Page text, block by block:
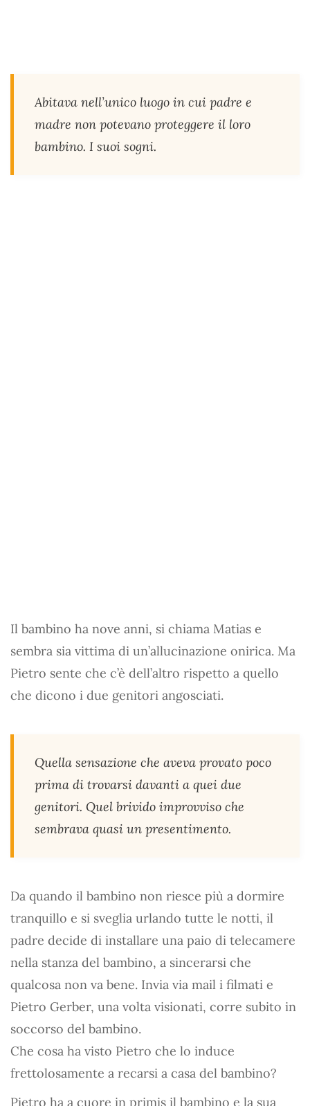
Abitava nell’unico luogo in cui padre e
madre non potevano proteggere il loro
bambino. I suoi sogni.
Il bambino ha nove anni, si chiama Matias e
sembra sia vittima di un’allucinazione onirica. Ma
Pietro sente che c’è dell’altro rispetto a quello
che dicono i due genitori angosciati.
Quella sensazione che aveva provato poco
prima di trovarsi davanti a quei due
genitori. Quel brivido improvviso che
sembrava quasi un presentimento.
Da quando il bambino non riesce più a dormire
tranquillo e si sveglia urlando tutte le notti, il
padre decide di installare una paio di telecamere
nella stanza del bambino, a sincerarsi che
qualcosa non va bene. Invia via mail i filmati e
Pietro Gerber, una volta visionati, corre subito in
soccorso del bambino.
Che cosa ha visto Pietro che lo induce
frettolosamente a recarsi a casa del bambino?
Pietro ha a cuore in primis il bambino e la sua